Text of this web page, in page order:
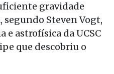
gravidade
segundo Steven Vogt,
e astrofísica da UCSC
que descobriu o